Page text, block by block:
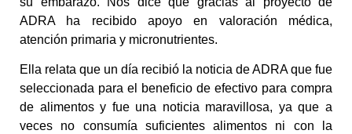
ADRA ha recibido apoyo en valoración médica,
atención primaria y micronutrientes.
Ella relata que un día recibió la noticia de ADRA que fue
seleccionada para el beneficio de efectivo para compra
de alimentos y fue una noticia maravillosa, ya que a
veces no consumía suficientes alimentos ni con la